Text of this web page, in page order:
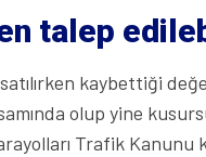
talep
kaybettiği
olup yine
Trafik Kanunu